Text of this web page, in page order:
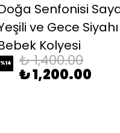
Senfonisi
ve Gece
Kolyesi
%14 ₺ 1,400.00
₺ 1,200.00